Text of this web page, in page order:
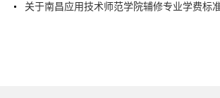
关于南昌应用技术师范学院辅修专业学费标